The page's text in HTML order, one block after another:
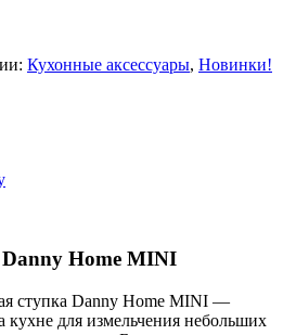
Кухонные аксессуары, Новинки!
Danny Home MINI
ступка Danny Home MINI —
для измельчения небольших